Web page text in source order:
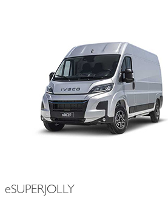
eSUPERJOLLY